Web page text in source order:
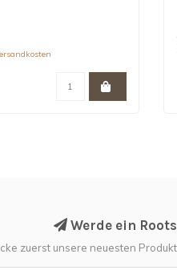
Werde ein
zuerst unsere neuesten